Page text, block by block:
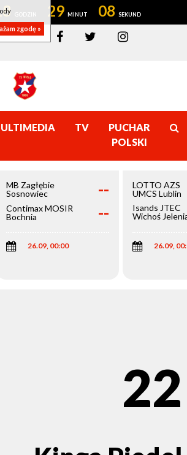
29 07
TV
PUCHAR
POLSKI
MB Zagłębie
Sosnowiec
--
Contimax MOSIR
Bochnia
--
26.09, 00:00
LOTTO AZS
UMCS Lublin
Isands JTEC
Wichoś
26.09,
22
zgodę »